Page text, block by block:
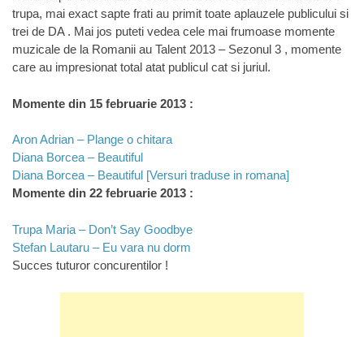
trupa, mai exact sapte frati au primit toate aplauzele publicului si
trei de DA . Mai jos puteti vedea cele mai frumoase momente
muzicale de la Romanii au Talent 2013 – Sezonul 3 , momente
care au impresionat total atat publicul cat si juriul.
Momente din 15 februarie 2013 :
Aron Adrian – Plange o chitara
Diana Borcea – Beautiful
Diana Borcea – Beautiful [Versuri traduse in romana]
Momente din 22 februarie 2013 :
Trupa Maria – Don’t Say Goodbye
Stefan Lautaru – Eu vara nu dorm
Succes tuturor concurentilor !